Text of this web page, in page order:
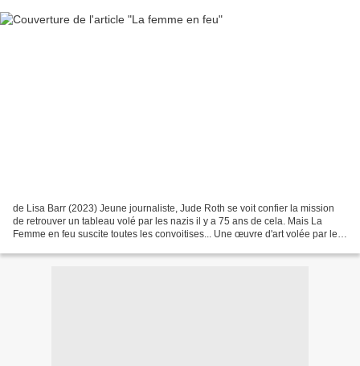
de Lisa Barr (2023) Jeune journaliste, Jude Roth se voit confier la mission
de retrouver un tableau volé par les nazis il y a 75 ans de cela. Mais La
Femme en feu suscite toutes les convoitises... Une œuvre d'art volée par les